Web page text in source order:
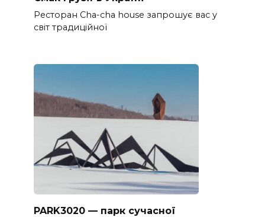
Ресторан Cha-cha house запрошує вас у
світ традиційної
PARK3020 — парк сучасної